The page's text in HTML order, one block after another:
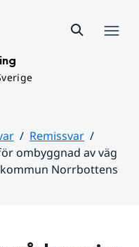
Remissvar
ombyggnad av väg
Norrbottens